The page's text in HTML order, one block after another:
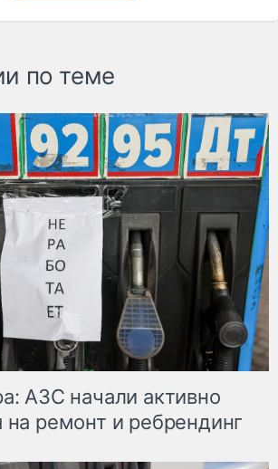
по теме
АЗС начали активно
на ремонт и ребрендинг